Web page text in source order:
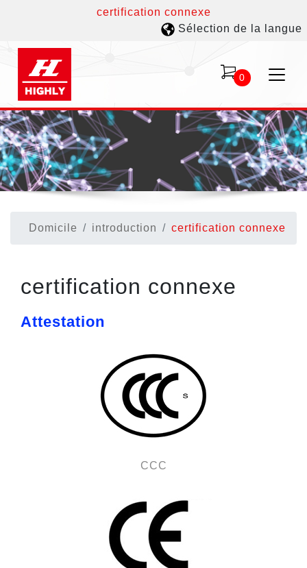
certification connexe
Sélection de la langue
0
Domicile introduction certification connexe
certification connexe
Attestation
CCC